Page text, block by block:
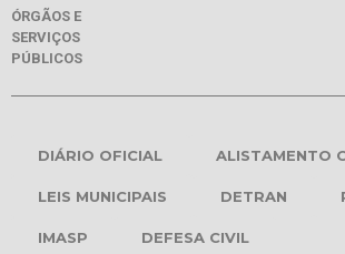
ÓRGÃOS E
SERVIÇOS
PÚBLICOS
DIÁRIO OFICIAL ALISTAMENTO
LEIS MUNICIPAIS DETRAN
IMASP DEFESA CIVIL